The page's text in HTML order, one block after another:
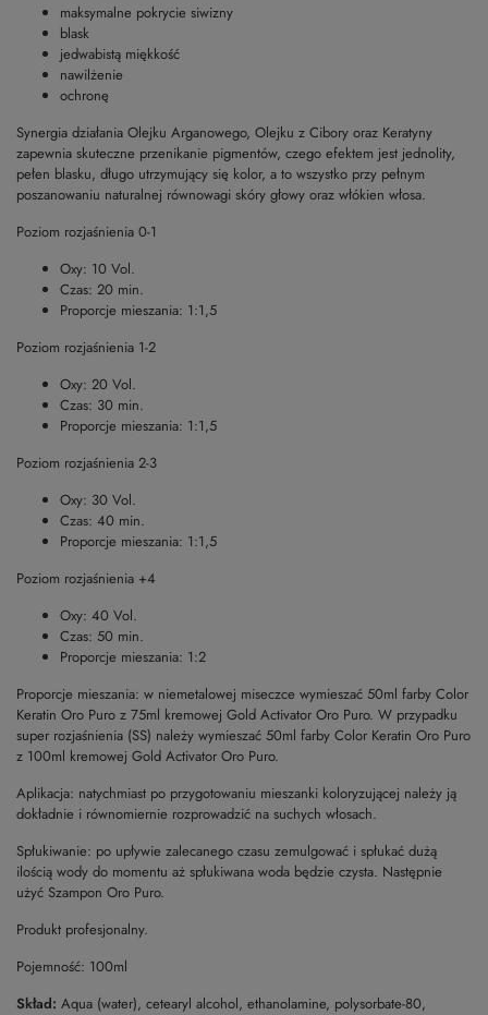
maksymalne pokrycie siwizny
blask
jedwabistą miękkość
nawilżenie
ochronę
Synergia działania Olejku Arganowego, Olejku z Cibory oraz Keratyny
zapewnia skuteczne przenikanie pigmentów, czego efektem jest jednolity,
pełen blasku, długo utrzymujący się kolor, a to wszystko przy pełnym
poszanowaniu naturalnej równowagi skóry głowy oraz włókien włosa.
Poziom rozjaśnienia 0-1
Oxy: 10 Vol.
Czas: 20 min.
Proporcje mieszania: 1:1,5
Poziom rozjaśnienia 1-2
Oxy: 20 Vol.
Czas: 30 min.
Proporcje mieszania: 1:1,5
Poziom rozjaśnienia 2-3
Oxy: 30 Vol.
Czas: 40 min.
Proporcje mieszania: 1:1,5
Poziom rozjaśnienia +4
Oxy: 40 Vol.
Czas: 50 min.
Proporcje mieszania: 1:2
Proporcje mieszania: w niemetalowej miseczce wymieszać 50ml farby Color
Keratin Oro Puro z 75ml kremowej Gold Activator Oro Puro. W przypadku
super rozjaśnienia (SS) należy wymieszać 50ml farby Color Keratin Oro Puro
z 100ml kremowej Gold Activator Oro Puro.
Aplikacja: natychmiast po przygotowaniu mieszanki koloryzującej należy ją
dokładnie i równomiernie rozprowadzić na suchych włosach.
Spłukiwanie: po upływie zalecanego czasu zemulgować i spłukać dużą
ilością wody do momentu aż spłukiwana woda będzie czysta. Następnie
użyć Szampon Oro Puro.
Produkt profesjonalny.
Pojemność: 100ml
Skład: Aqua (water), cetearyl alcohol, ethanolamine, polysorbate-80,